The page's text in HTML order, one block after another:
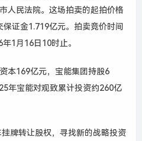
人民法院。这场拍卖的起拍价格
保证金1.719亿元。拍卖竞价时间
年1 月16日10时止。
本169亿元，宝能集团持股6
年宝能对观致累计投资约260亿
牌转让股权，寻找新的战略投资